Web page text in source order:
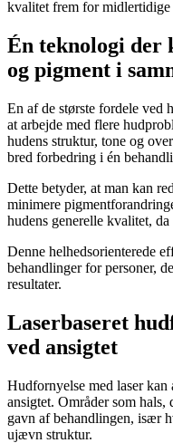
kvalitet frem for midlertidige
Én teknologi der
og pigment i
En af de største fordele ved
at arbejde med flere
hudens struktur, tone og
bred forbedring i én
Dette betyder, at man kan
minimere
hudens generelle kvalitet,
Denne helhedsorienterede
behandlinger for personer,
resultater.
Laserbaseret
ved ansigtet
Hudfornyelse med laser kan
ansigtet. Områder som
gavn af behandlingen, især
ujævn struktur.